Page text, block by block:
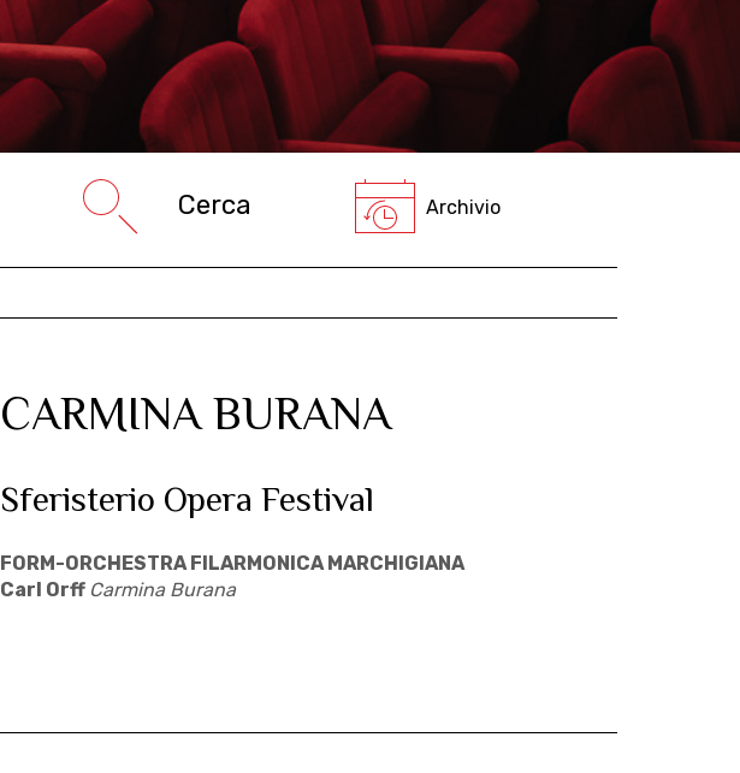
Archivio
CARMINA BURANA
Sferisterio Opera Festival
FORM-ORCHESTRA FILARMONICA MARCHIGIANA
Carl Orff Carmina Burana